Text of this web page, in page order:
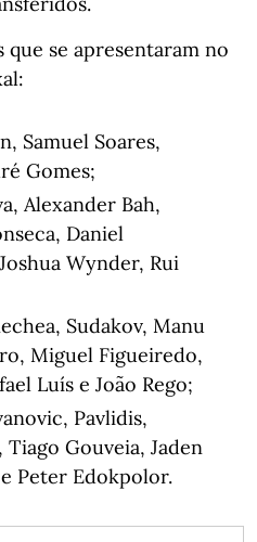
se apresentaram no
Samuel Soares,
Gomes;
Alexander Bah,
Daniel
Wynder, Rui
Sudakov, Manu
Miguel Figueiredo,
Luís e João Rego;
Pavlidis,
Tiago Gouveia, Jaden
Peter Edokpolor.